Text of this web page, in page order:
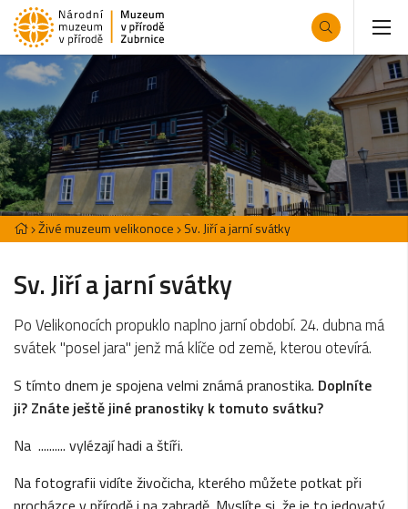
Živé muzeum velikonoce Sv. Jiří a jarní svátky
Sv. Jiří a jarní svátky
Po Velikonocích propuklo naplno jarní období. 24. dubna má
svátek "posel jara" jenž má klíče od země, kterou otevírá.
S tímto dnem je spojena velmi známá pranostika. Doplníte
ji? Znáte ještě jiné pranostiky k tomuto svátku?
Na .......... vylézají hadi a štíři.
Na fotografii vidíte živočicha, kterého můžete potkat při